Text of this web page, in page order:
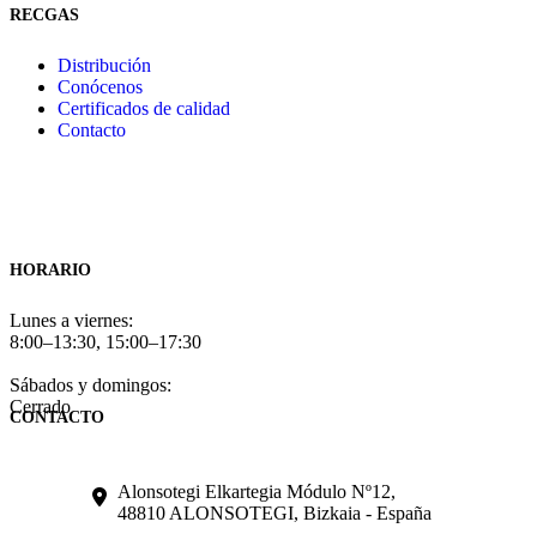
RECGAS
Distribución
Conócenos
Certificados de calidad
Contacto
HORARIO
Lunes a viernes:
8:00–13:30, 15:00–17:30
Sábados y domingos:
Cerrado
CONTACTO
Alonsotegi Elkartegia Módulo Nº12,
48810 ALONSOTEGI, Bizkaia - España